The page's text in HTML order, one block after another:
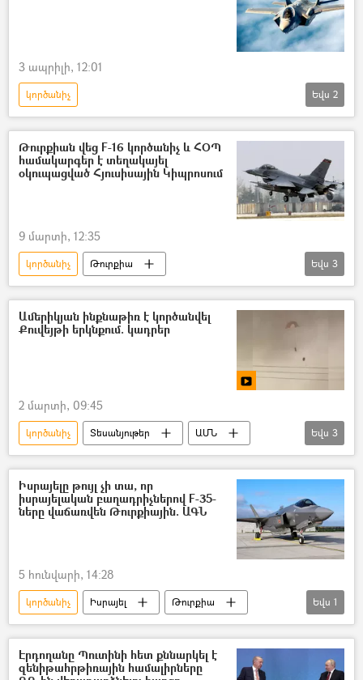
3 ապրիլի, 12:01
կործանիչ
Իրանի Իսլամական Հանրապետություն
Իսլամական հեղափոխության պահապանների կորպուսը (ԻՀՊԿ)
ինքնաթիռ
Եվս 2
Թուրքիան վեց F-16 կործանիչ և ՀՕՊ
համակարգեր է տեղակայել
օկուպացված Հյուսիսային Կիպրոսում
9 մարտի, 12:35
կործանիչ
Թուրքիա
Իրանի Իսլամական Հանրապետություն
Հակաօդային պաշտպանություն (ՀՕՊ)
Կիպրոս
Եվս 3
Ամերիկյան ինքնաթիռ է կործանվել
Քուվեյթի երկնքում. կադրեր
2 մարտի, 09:45
կործանիչ Տեսանյութեր
ԱՄՆ
Քուվեյթ
Օդաչու
Իրանի Իսլամական Հանրապետություն
Եվս 3
Իսրայելը թույլ չի տա, որ
իսրայելական բաղադրիչներով F-35-
ները վաճառվեն Թուրքիային. ԱԳՆ
5 հունվարի, 14:28
կործանիչ Իսրայել
Թուրքիա
ԱՄՆ
Եվս 1
Էրդողանը Պուտինի հետ քննարկել է
զենիթահրթիռային համալիրները